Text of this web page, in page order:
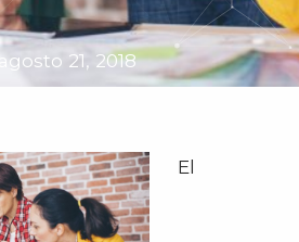
agosto 21, 2018
El